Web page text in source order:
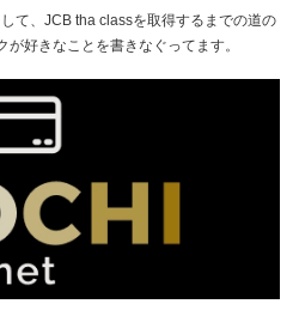
て、JCB tha classを取得するまでの道の
が好きなことを書きなぐってます。